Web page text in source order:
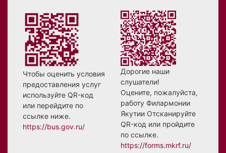
Чтобы оценить условия
предоставления услуг
используйте QR-код
или перейдите по
ссылке ниже.
https://bus.gov.ru/
Дорогие наши
слушатели!
Оцените, пожалуйста,
работу Филармонии
Якутии Отсканируйте
QR-код или пройдите
по ссылке.
https://forms.mkrf.ru/